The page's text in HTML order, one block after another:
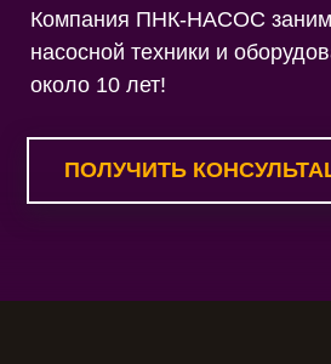
Компания ПНК-НАСОС
насосной техники и
около 10 лет!
ПОЛУЧИТЬ